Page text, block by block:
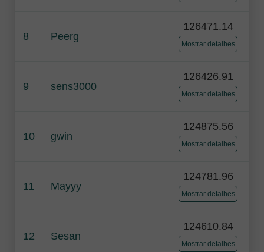
8 Peerg
126471.14
Mostrar detalhes
9 sens3000
126426.91
Mostrar detalhes
10 gwin
124875.56
Mostrar detalhes
11 Mayyy
124781.96
Mostrar detalhes
12 Sesan
124610.84
Mostrar detalhes